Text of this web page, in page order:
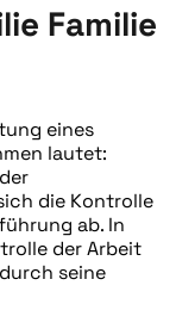
Familie
eines
lautet:
die Kontrolle
ab. In
der Arbeit
seine